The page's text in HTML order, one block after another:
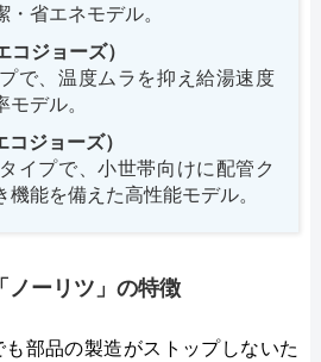
省エネモデル。
コジョーズ）
で、温度ムラを抑え給湯速度
モデル。
ジョーズ）
イプで、小世帯向けに配管ク
機能を備えた高性能モデル。
ノーリツ」の特徴
も部品の製造がストップしないた